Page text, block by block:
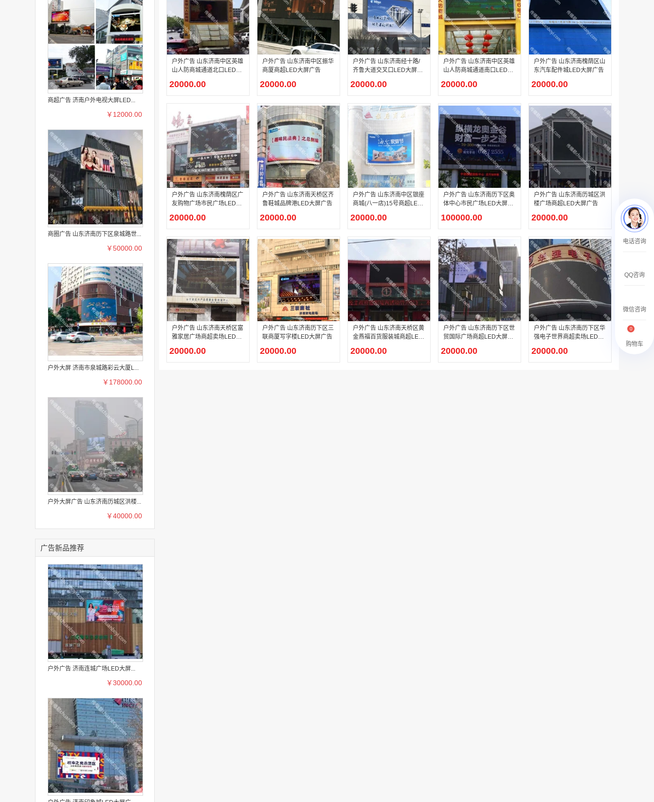
香港有轨双层旅游巴士车身广告
￥25300.00
￥27600.00
￥27700.00
商超广告 济南户外电视大屏LED...
￥12000.00
商圈广告 山东济南历下区泉城路世...
￥50000.00
户外大屏 济南市泉城路彩云大厦L...
￥178000.00
户外大屏广告 山东济南历城区洪楼...
￥40000.00
广告新品推荐
户外广告 济南连城广场LED大屏...
￥30000.00
户外广告 山东济南中区英雄
山人防商城通道北口LED大
20000.00
户外广告 山东济南中区振华
商厦商超LED大屏广告
20000.00
户外广告 山东济南经十路/
齐鲁大道交叉口LED大屏广
20000.00
户外广告 山东济南中区英雄
山人防商城通道南口LED大
20000.00
户外广告 山东济南槐荫区山
东汽车配件城LED大屏广告
20000.00
户外广告 山东济南槐荫区广
友购物广场市民广场LED大
20000.00
户外广告 山东济南天桥区齐
鲁鞋城品牌港LED大屏广告
20000.00
户外广告 山东济南中区银座
商城(八一店)15号商超LED
20000.00
户外广告 山东济南历下区奥
体中心市民广场LED大屏广
100000.00
户外广告 山东济南历城区洪
楼广场商超LED大屏广告
20000.00
户外广告 山东济南天桥区富
雅家居广场商超卖场LED大
20000.00
户外广告 山东济南历下区三
联商厦写字楼LED大屏广告
20000.00
户外广告 山东济南天桥区黄
金燕福百货服装城商超LED
20000.00
户外广告 山东济南历下区世
贸国际广场商超LED大屏广
20000.00
户外广告 山东济南历下区华
强电子世界商超卖场LED大
20000.00
电话咨询
QQ咨询
微信咨询
购物车
0